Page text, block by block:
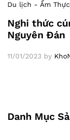
Du lịch - Ẩm Thực
Nghi thức
Nguyên Đán
11/01/2023 by
Danh Mục